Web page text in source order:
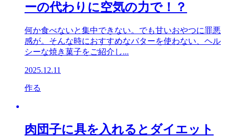
ーの代わりに空気の力で！？
何か食べないと集中できない。でも甘いおやつに罪悪
感が。そんな時におすすめなバターを使わない、ヘル
シーな焼き菓子をご紹介し...
2025.12.11
作る
肉団子に具を入れるとダイエット